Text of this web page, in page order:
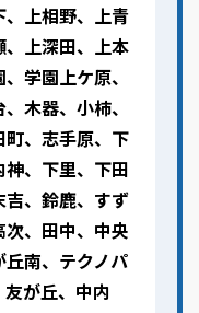
上相野、上青
上深田、上本
学園上ケ原、
木器、小柿、
、志手原、下
、下里、下田
、鈴鹿、すず
、田中、中央
南、テクノパ
が丘、中内